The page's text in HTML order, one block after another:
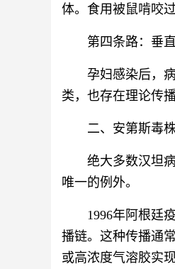
体。食用被鼠啃咬
第四条路：垂
孕妇感染后，
类，也存在理论传
二、安第斯毒
绝大多数汉坦
唯一的例外。
1996年阿根廷
播链。这种传播通
或高浓度气溶胶实